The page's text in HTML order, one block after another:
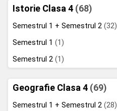
Istorie Clasa 4 (68)
Semestrul 1 + Semestrul 2 (32)
Semestrul 1 (1)
Semestrul 2 (1)
Geografie Clasa 4 (69)
Semestrul 1 + Semestrul 2 (28)